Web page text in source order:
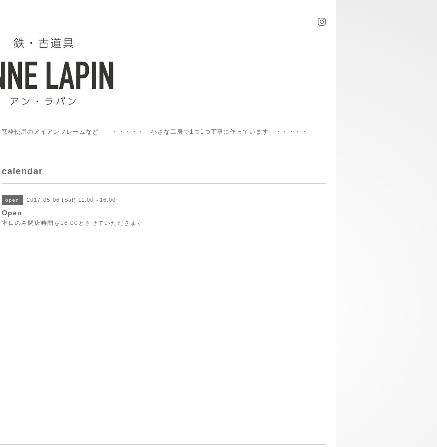
窓枠使用のアイアンフレームなど ・・・・・ 小さな工房で1つ1つ丁寧に作っています ・・・・・
calendar
open 2017-05-06 (Sat) 11:00～16:00
Open
本日のみ閉店時間を16:00とさせていただきます